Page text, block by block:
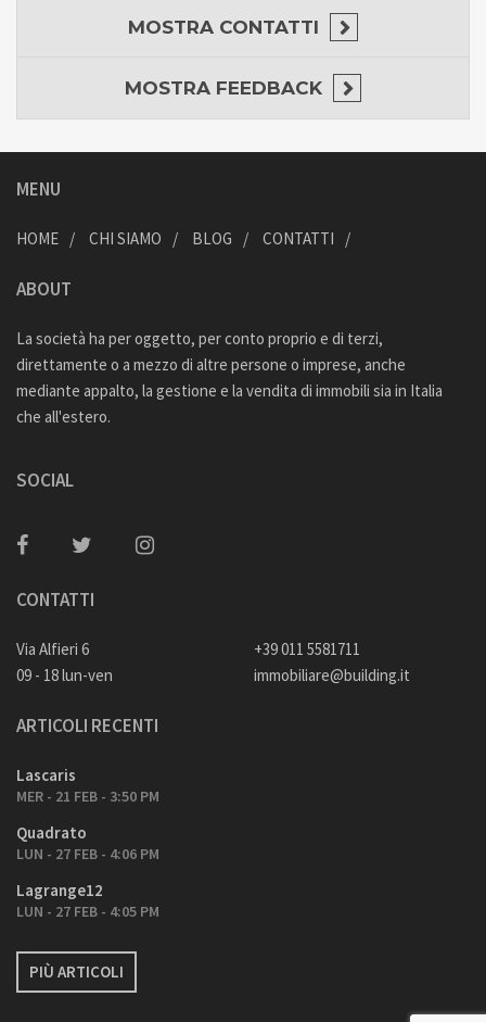
MOSTRA CONTATTI
MOSTRA FEEDBACK
MENU
HOME CHI SIAMO BLOG CONTATTI
ABOUT
La società ha per oggetto, per conto proprio e di terzi,
direttamente o a mezzo di altre persone o imprese, anche
mediante appalto, la gestione e la vendita di immobili sia in Italia
che all'estero.
SOCIAL
CONTATTI
Via Alfieri 6
09 - 18 lun-ven
+39 011 5581711
immobiliare@building.it
ARTICOLI RECENTI
Lascaris
MER - 21 FEB - 3:50 PM
Quadrato
LUN - 27 FEB - 4:06 PM
Lagrange12
LUN - 27 FEB - 4:05 PM
PIÙ ARTICOLI